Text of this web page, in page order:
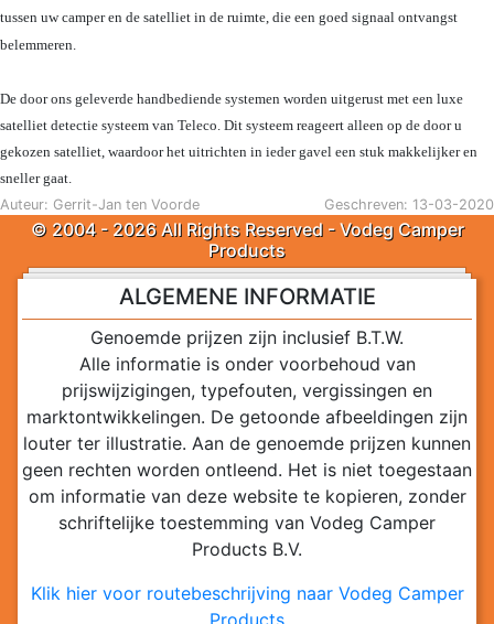
tussen uw camper en de satelliet in de ruimte, die een goed signaal ontvangst
belemmeren.
De door ons geleverde handbediende systemen worden uitgerust met een luxe
satelliet detectie systeem van Teleco. Dit systeem reageert alleen op de door u
gekozen satelliet, waardoor het uitrichten in ieder gavel een stuk makkelijker en
sneller gaat.
Auteur: Gerrit-Jan ten Voorde
Geschreven: 13-03-2020
© 2004 - 2026 All Rights Reserved - Vodeg Camper
Products
ALGEMENE INFORMATIE
Genoemde prijzen zijn inclusief B.T.W.
Alle informatie is onder voorbehoud van
prijswijzigingen, typefouten, vergissingen en
marktontwikkelingen. De getoonde afbeeldingen zijn
louter ter illustratie. Aan de genoemde prijzen kunnen
geen rechten worden ontleend. Het is niet toegestaan
om informatie van deze website te kopieren, zonder
schriftelijke toestemming van Vodeg Camper
Products B.V.
Klik hier voor routebeschrijving naar Vodeg Camper